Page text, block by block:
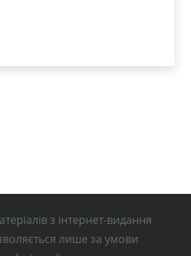
з інтернет-видання
лише за умови